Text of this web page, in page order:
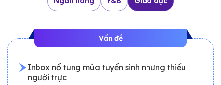
Vấn đề
Inbox nổ tung mùa tuyển sinh nhưng thiếu
người trực